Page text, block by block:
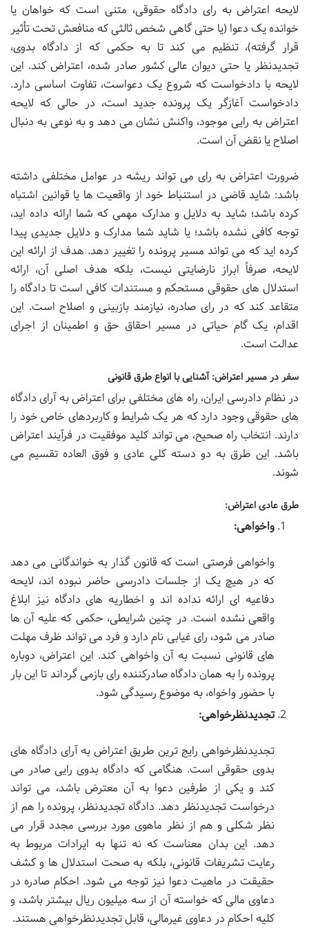
لایحه اعتراض به رای دادگاه حقوقی، متنی است که خواهان یا
خوانده یک دعوا (یا حتی گاهی شخص ثالثی که منافعش تحت تأثیر
قرار گرفته)، تنظیم می کند تا به حکمی که از دادگاه بدوی،
تجدیدنظر یا حتی دیوان عالی کشور صادر شده، اعتراض کند. این
لایحه با دادخواست که شروع یک دعواست، تفاوت اساسی دارد.
دادخواست آغازگر یک پرونده جدید است، در حالی که لایحه
اعتراض به رایی موجود، واکنش نشان می دهد و به نوعی به دنبال
اصلاح یا نقض آن است.
ضرورت اعتراض به رای می تواند ریشه در عوامل مختلفی داشته
باشد: شاید قاضی در استنباط خود از واقعیت ها یا قوانین اشتباه
کرده باشد؛ شاید به دلایل و مدارک مهمی که شما ارائه داده اید،
توجه کافی نشده باشد؛ یا شاید شما مدارک و دلایل جدیدی پیدا
کرده اید که می تواند مسیر پرونده را تغییر دهد. هدف از ارائه این
لایحه، صرفاً ابراز نارضایتی نیست، بلکه هدف اصلی آن، ارائه
استدلال های حقوقی مستحکم و مستندات کافی است تا دادگاه را
متقاعد کند که در رای صادره، نیازمند بازبینی و اصلاح است. این
اقدام، یک گام حیاتی در مسیر احقاق حق و اطمینان از اجرای
عدالت است.
سفر در مسیر اعتراض: آشنایی با انواع طرق قانونی
در نظام دادرسی ایران، راه های مختلفی برای اعتراض به آرای دادگاه
های حقوقی وجود دارد که هر یک شرایط و کاربردهای خاص خود را
دارند. انتخاب راه صحیح، می تواند کلید موفقیت در فرآیند اعتراض
باشد. این طرق به دو دسته کلی عادی و فوق العاده تقسیم می
شوند.
طرق عادی اعتراض:
واخواهی:
واخواهی فرصتی است که قانون گذار به خواندگانی می دهد
که در هیچ یک از جلسات دادرسی حاضر نبوده اند، لایحه
دفاعیه ای ارائه نداده اند و اخطاریه های دادگاه نیز ابلاغ
واقعی نشده است. در چنین شرایطی، حکمی که علیه آن ها
صادر می شود، رای غیابی نام دارد و فرد می تواند ظرف مهلت
های قانونی نسبت به آن واخواهی کند. این اعتراض، دوباره
پرونده را به همان دادگاه صادرکننده رای بازمی گرداند تا این بار
با حضور واخواه، به موضوع رسیدگی شود.
تجدیدنظرخواهی:
تجدیدنظرخواهی رایج ترین طریق اعتراض به آرای دادگاه های
بدوی حقوقی است. هنگامی که دادگاه بدوی رایی صادر می
کند و یکی از طرفین دعوا به آن معترض باشد، می تواند
درخواست تجدیدنظر دهد. دادگاه تجدیدنظر، پرونده را هم از
نظر شکلی و هم از نظر ماهوی مورد بررسی مجدد قرار می
دهد. این بدان معناست که نه تنها به ایرادات مربوط به
رعایت تشریفات قانونی، بلکه به صحت استدلال ها و کشف
حقیقت در ماهیت دعوا نیز توجه می شود. احکام صادره در
دعاوی مالی که خواسته آن از سه میلیون ریال بیشتر باشد، و
کلیه احکام در دعاوی غیرمالی، قابل تجدیدنظرخواهی هستند.